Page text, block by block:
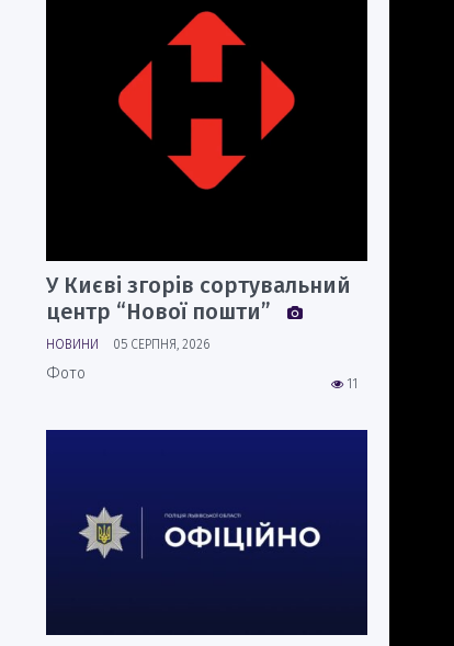
У Києві згорів сортувальний
центр “Нової пошти”
НОВИНИ 05 СЕРПНЯ, 2026
11
Фото